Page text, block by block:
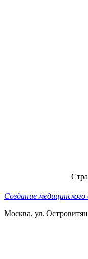
Создание
Москва, ул.